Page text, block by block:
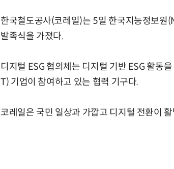
한국철도공사(코레일)는 5일 한국지능정보
발족식을 가졌다.
디지털 ESG 협의체는 디지털 기반 ESG 활동
T) 기업이 참여하고 있는 협력 기구다.
코레일은 국민 일상과 가깝고 디지털 전환이